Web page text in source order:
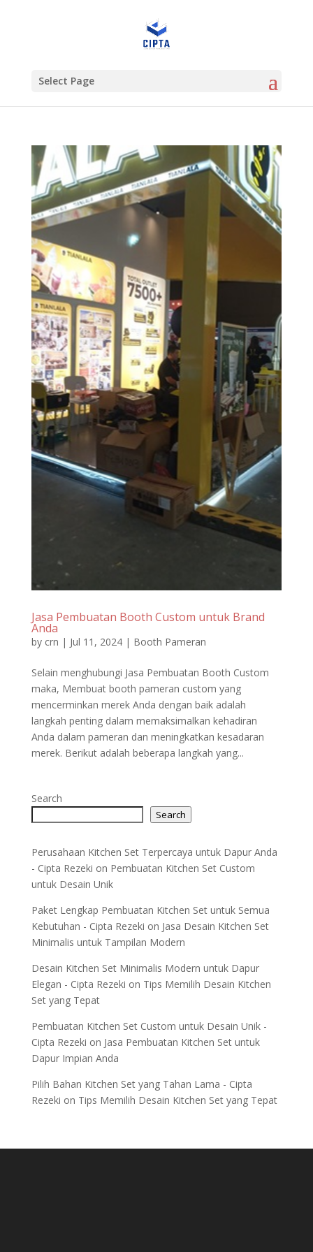
Select Page
Jasa Pembuatan Booth Custom untuk Brand
Anda
by crn | Jul 11, 2024| Booth Pameran
Selain menghubungi Jasa Pembuatan Booth Custom
maka, Membuat booth pameran custom yang
mencerminkan merek Anda dengan baik adalah
langkah penting dalam memaksimalkan kehadiran
Anda dalam pameran dan meningkatkan kesadaran
merek. Berikut adalah beberapa langkah yang...
Search
Search
Perusahaan Kitchen Set Terpercaya untuk Dapur Anda
- Cipta Rezeki on Pembuatan Kitchen Set Custom
untuk Desain Unik
Paket Lengkap Pembuatan Kitchen Set untuk Semua
Kebutuhan - Cipta Rezeki on Jasa Desain Kitchen Set
Minimalis untuk Tampilan Modern
Desain Kitchen Set Minimalis Modern untuk Dapur
Elegan - Cipta Rezeki on Tips Memilih Desain Kitchen
Set yang Tepat
Pembuatan Kitchen Set Custom untuk Desain Unik -
Cipta Rezeki on Jasa Pembuatan Kitchen Set untuk
Dapur Impian Anda
Pilih Bahan Kitchen Set yang Tahan Lama - Cipta
Rezeki on Tips Memilih Desain Kitchen Set yang Tepat